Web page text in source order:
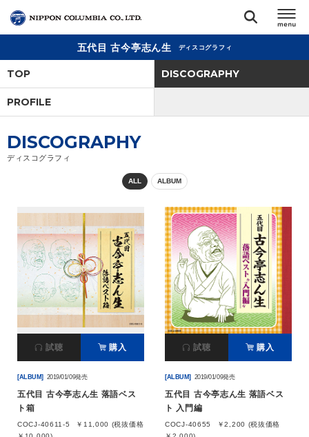
アーティスト
オーディション
直営ショップ
サイトマップ
お問い合わせ
五代目 古今亭志ん生 ディスコグラフィ
TOP DISCOGRAPHY
PROFILE
DISCOGRAPHY
ディスコグラフィ
ALL ALBUM
試聴 購入
[ALBUM] 2019/01/09発売
五代目 古今亭志ん生 落語ベス
ト箱
COCJ-40611-5
￥11,000 (税抜価格
試聴 購入
[ALBUM] 2019/01/09発売
五代目 古今亭志ん生 落語ベス
ト 入門編
COCJ-40655
￥2,200 (税抜価格